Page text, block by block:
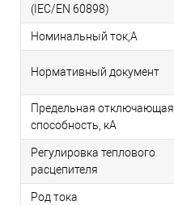
(IEC/EN 60898)
Номинальный ток,А
Нормативный документ
Предельная отключающая
способность, кA
Регулировка теплового
расцепителя
Род тока